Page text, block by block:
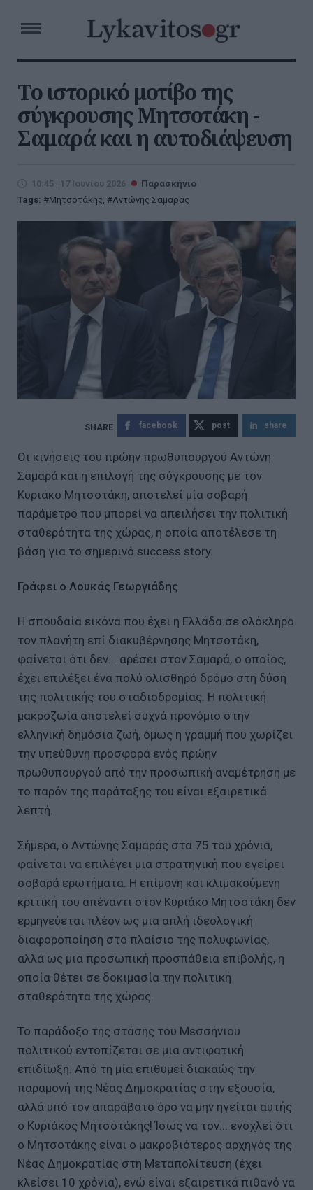
Το ιστορικό μοτίβο της
σύγκρουσης Μητσοτάκη -
Σαμαρά και η αυτοδιάψευση
10:45 | 17 Ιουνίου 2026
Παρασκήνιο
Tags:
Μητσοτάκης, Αντώνης Σαμαράς
facebook post share
Οι κινήσεις του πρώην πρωθυπουργού Αντώνη
Σαμαρά και η επιλογή της σύγκρουσης με τον
Κυριάκο Μητσοτάκη, αποτελεί μία σοβαρή
παράμετρο που μπορεί να απειλήσει την πολιτική
σταθερότητα της χώρας, η οποία αποτέλεσε τη
βάση για το σημερινό success story.
Γράφει ο Λουκάς Γεωργιάδης
Η σπουδαία εικόνα που έχει η Ελλάδα σε ολόκληρο
τον πλανήτη επί διακυβέρνησης Μητσοτάκη,
φαίνεται ότι δεν... αρέσει στον Σαμαρά, ο οποίος,
έχει επιλέξει ένα πολύ ολισθηρό δρόμο στη δύση
της πολιτικής του σταδιοδρομίας. Η πολιτική
μακροζωία αποτελεί συχνά προνόμιο στην
ελληνική δημόσια ζωή, όμως η γραμμή που χωρίζει
την υπεύθυνη προσφορά ενός πρώην
πρωθυπουργού από την προσωπική αναμέτρηση με
το παρόν της παράταξης του είναι εξαιρετικά
λεπτή.
Σήμερα, ο Αντώνης Σαμαράς στα 75 του χρόνια,
φαίνεται να επιλέγει μια στρατηγική που εγείρει
σοβαρά ερωτήματα. Η επίμονη και κλιμακούμενη
κριτική του απέναντι στον Κυριάκο Μητσοτάκη δεν
ερμηνεύεται πλέον ως μια απλή ιδεολογική
διαφοροποίηση στο πλαίσιο της πολυφωνίας,
αλλά ως μια προσωπική προσπάθεια επιβολής, η
οποία θέτει σε δοκιμασία την πολιτική
σταθερότητα της χώρας.
Το παράδοξο της στάσης του Μεσσήνιου
πολιτικού εντοπίζεται σε μια αντιφατική
επιδίωξη. Από τη μία επιθυμεί διακαώς την
παραμονή της Νέας Δημοκρατίας στην εξουσία,
αλλά υπό τον απαράβατο όρο να μην ηγείται αυτής
ο Κυριάκος Μητσοτάκης! Ίσως να τον... ενοχλεί ότι
ο Μητσοτάκης είναι ο μακροβιότερος αρχηγός της
Νέας Δημοκρατίας στη Μεταπολίτευση (έχει
κλείσει 10 χρόνια), ενώ είναι εξαιρετικά πιθανό να